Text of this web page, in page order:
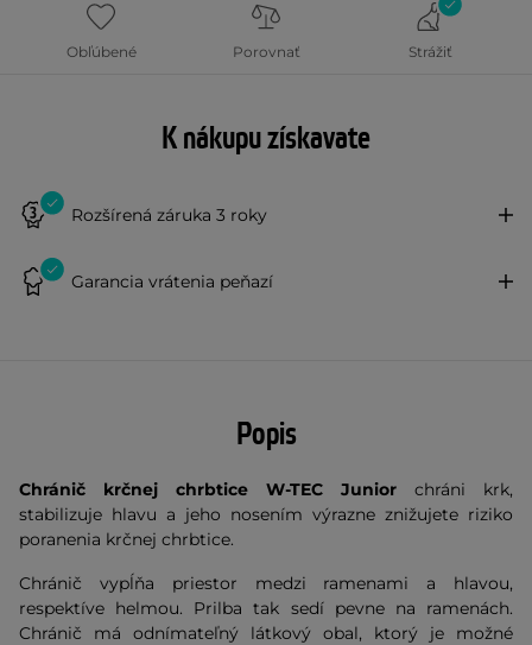
Obľúbené Porovnať Strážiť
K nákupu získavate
Rozšírená záruka 3 roky
Garancia vrátenia peňazí
Popis
Chránič krčnej chrbtice W-TEC Junior chráni krk,
stabilizuje hlavu a jeho nosením výrazne znižujete riziko
poranenia krčnej chrbtice.
Chránič vypĺňa priestor medzi ramenami a hlavou,
respektíve helmou. Prilba tak sedí pevne na ramenách.
Chránič má odnímateľný látkový obal, ktorý je možné